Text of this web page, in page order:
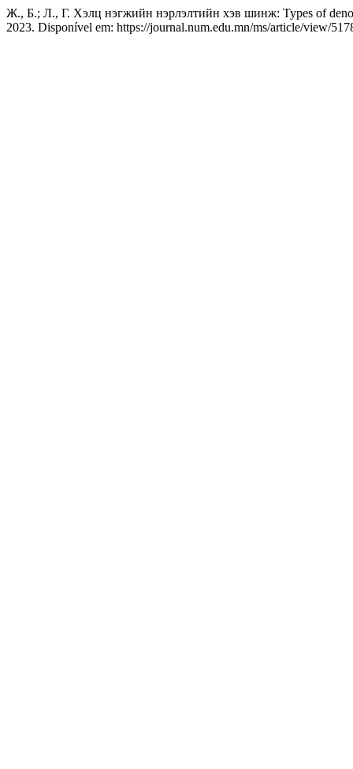
Ж., Б.; Л., Г. Хэлц нэгжийн нэрлэлтийн хэв шинж: Types of
2023. Disponível em: https://journal.num.edu.mn/ms/article/view/